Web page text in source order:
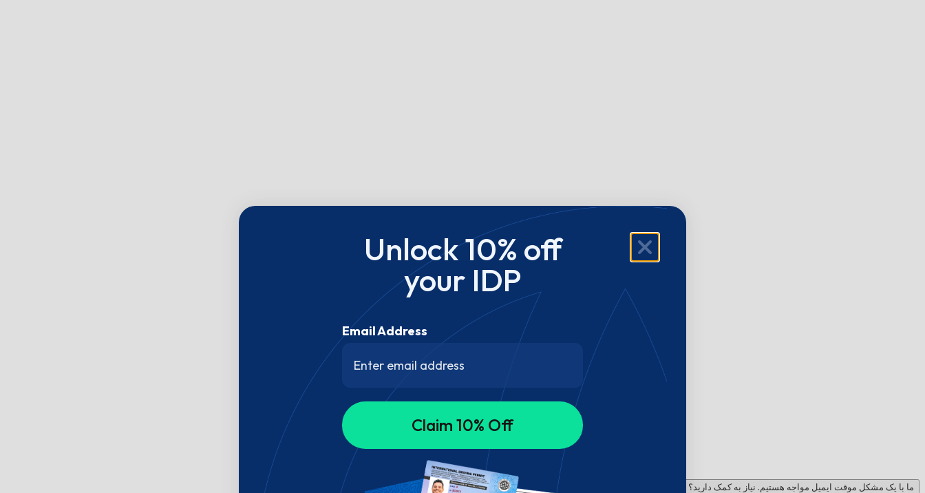
ما با یک مشکل موقت ایمیل مواجه هستیم. نیاز به کمک دارید؟ با ما چت کنید!
Unlock 10% off
your IDP
Email Address
Claim 10% Off